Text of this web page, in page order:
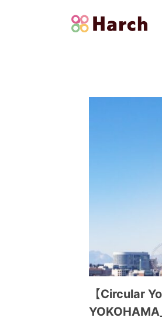
【Circular
YOKOHAMA